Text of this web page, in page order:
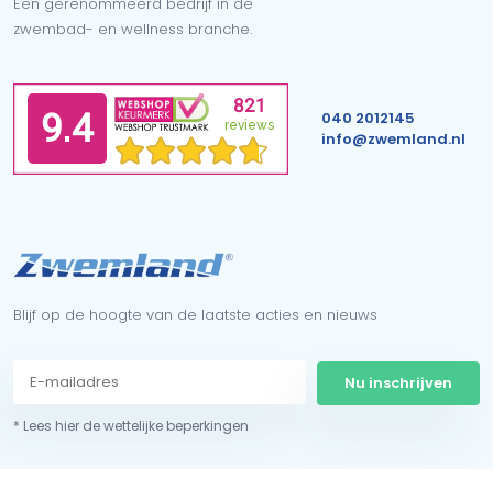
zwembad- en wellness branche.
040 2012145
info@zwemland.nl
Blijf op de hoogte van de laatste acties en nieuws
Nu inschrijven
* Lees hier de wettelijke beperkingen